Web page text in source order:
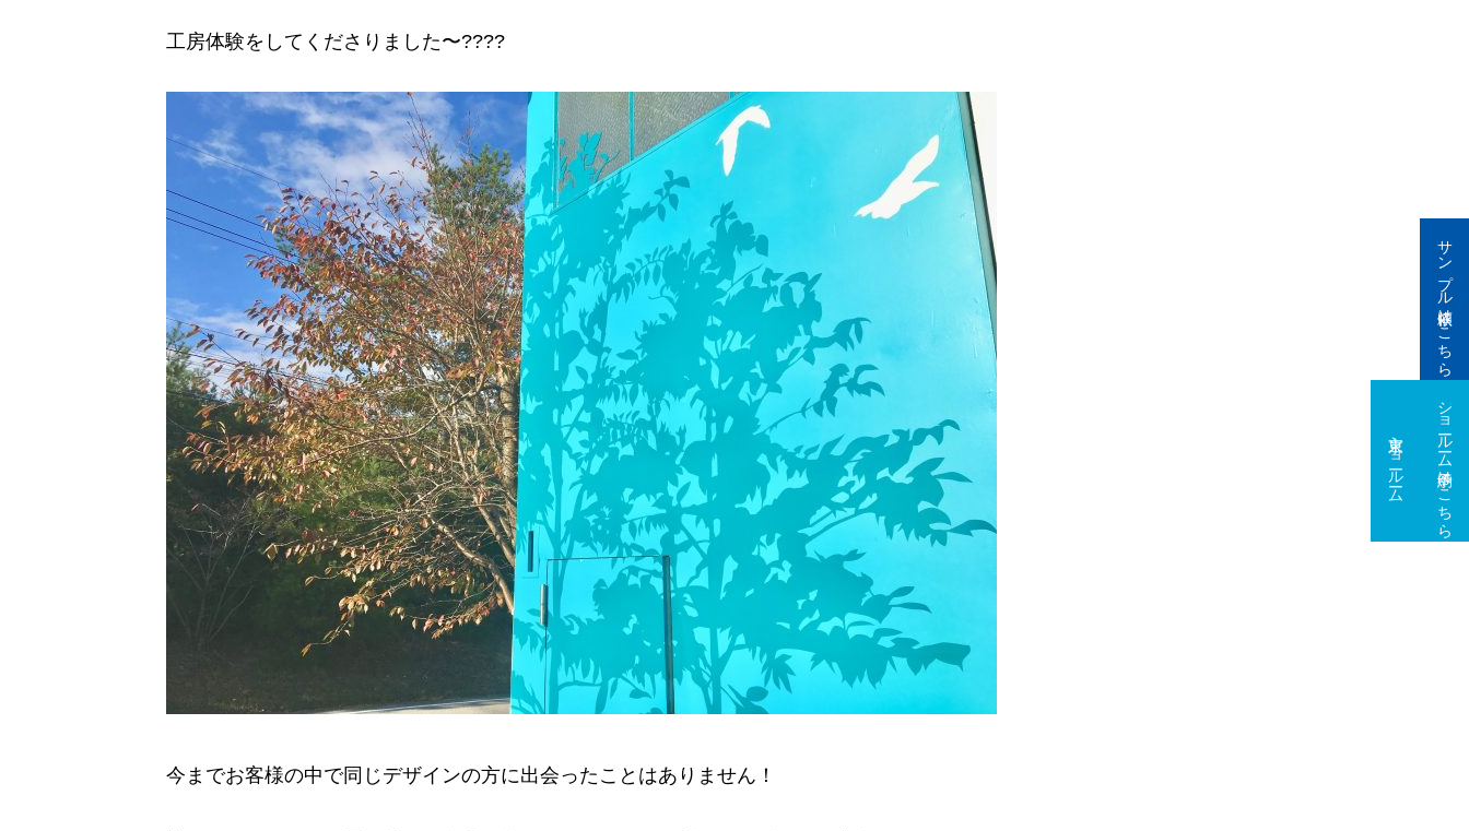
サンプル依頼はこちら
ショールーム予約はこちら
東京ショールーム 大阪ショールーム
工房体験をしてくださりました〜????
今までお客様の中で同じデザインの方に出会ったことはありません！